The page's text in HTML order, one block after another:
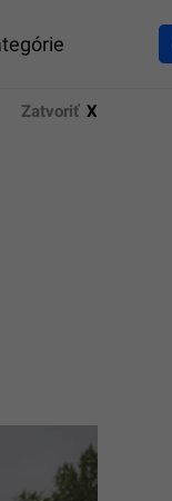
Zatvoriť X